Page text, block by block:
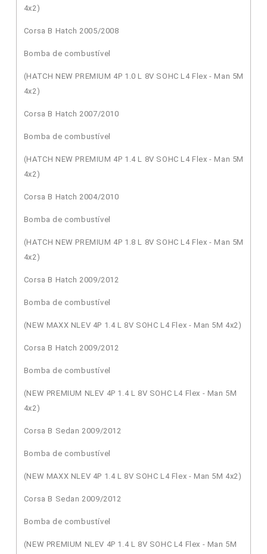
4x2)
Corsa B Hatch 2005/2008
Bomba de combustível
(HATCH NEW PREMIUM 4P 1.0 L 8V SOHC L4 Flex - Man 5M
4x2)
Corsa B Hatch 2007/2010
Bomba de combustível
(HATCH NEW PREMIUM 4P 1.4 L 8V SOHC L4 Flex - Man 5M
4x2)
Corsa B Hatch 2004/2010
Bomba de combustível
(HATCH NEW PREMIUM 4P 1.8 L 8V SOHC L4 Flex - Man 5M
4x2)
Corsa B Hatch 2009/2012
Bomba de combustível
(NEW MAXX NLEV 4P 1.4 L 8V SOHC L4 Flex - Man 5M 4x2)
Corsa B Hatch 2009/2012
Bomba de combustível
(NEW PREMIUM NLEV 4P 1.4 L 8V SOHC L4 Flex - Man 5M
4x2)
Corsa B Sedan 2009/2012
Bomba de combustível
(NEW MAXX NLEV 4P 1.4 L 8V SOHC L4 Flex - Man 5M 4x2)
Corsa B Sedan 2009/2012
Bomba de combustível
(NEW PREMIUM NLEV 4P 1.4 L 8V SOHC L4 Flex - Man 5M